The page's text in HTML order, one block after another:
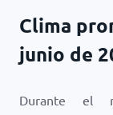
Clima
junio de
Durante el